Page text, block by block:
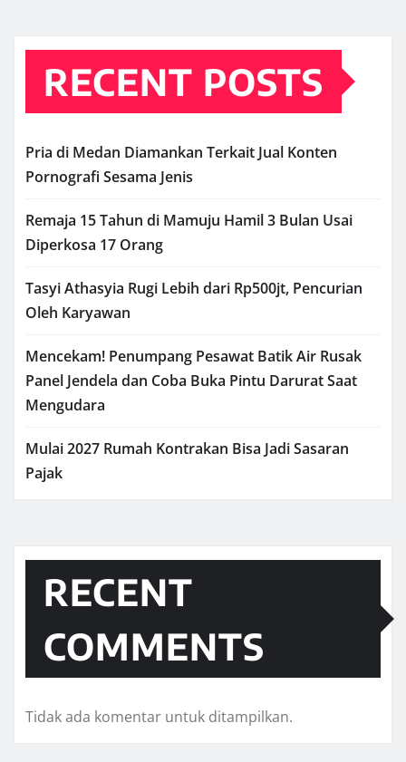
RECENT POSTS
Pria di Medan Diamankan Terkait Jual Konten
Pornografi Sesama Jenis
Remaja 15 Tahun di Mamuju Hamil 3 Bulan Usai
Diperkosa 17 Orang
Tasyi Athasyia Rugi Lebih dari Rp500jt, Pencurian
Oleh Karyawan
Mencekam! Penumpang Pesawat Batik Air Rusak
Panel Jendela dan Coba Buka Pintu Darurat Saat
Mengudara
Mulai 2027 Rumah Kontrakan Bisa Jadi Sasaran
Pajak
RECENT
COMMENTS
Tidak ada komentar untuk ditampilkan.